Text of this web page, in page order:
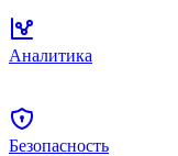
Аналитика
Безопасность